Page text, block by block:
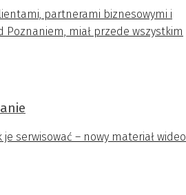
partnerami biznesowymi i
miał przede wszystkim
serwisować – nowy materiał wideo